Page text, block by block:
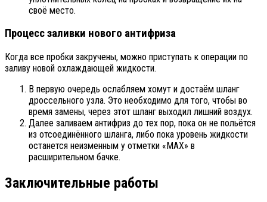
своё место.
Процесс заливки нового антифриза
Когда все пробки закручены, можно приступать к операции по
заливу новой охлаждающей жидкости.
В первую очередь ослабляем хомут и достаём шланг
дроссельного узла. Это необходимо для того, чтобы во
время замены, через этот шланг выходил лишний воздух.
Далее заливаем антифриз до тех пор, пока он не польётся
из отсоединённого шланга, либо пока уровень жидкости
останется неизменным у отметки «MAX» в
расширительном бачке.
Заключительные работы